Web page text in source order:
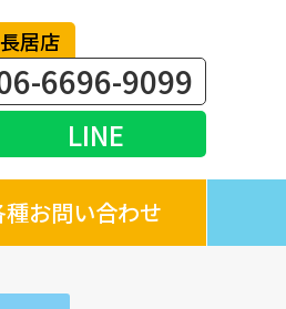
長居店
6696-9099
LINE
種お問い合わせ